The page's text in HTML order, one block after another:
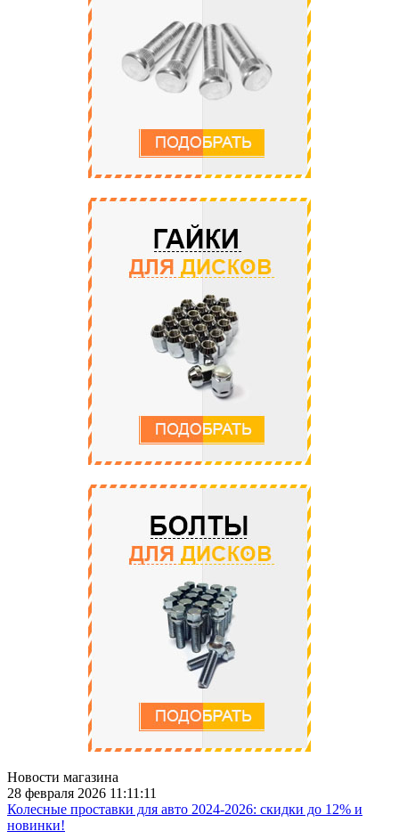
Новости магазина
28 февраля 2026 11:11:11
Колесные проставки для авто 2024-2026: скидки до 12% и
новинки!